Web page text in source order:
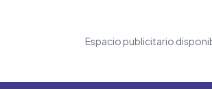
Espacio publicitario